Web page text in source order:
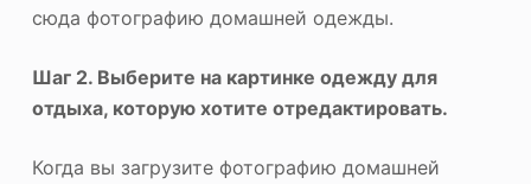
сюда фотографию домашней одежды.
Шаг 2. Выберите на картинке одежду для
отдыха, которую хотите отредактировать.
Когда вы загрузите фотографию домашней